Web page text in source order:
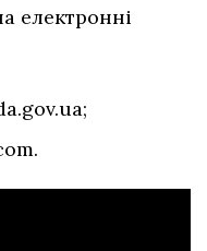
електронні
;
.